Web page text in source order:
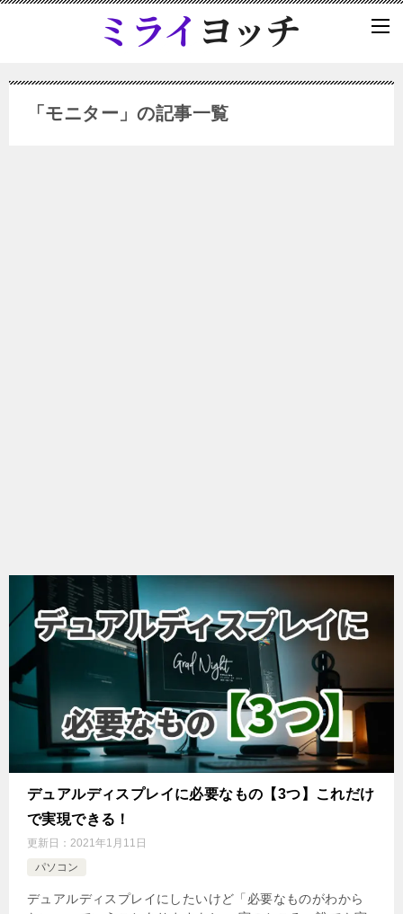
「モニター」の記事一覧
デュアルディスプレイに必要なもの【3つ】これだけ
で実現できる！
更新日： 2021年1月11日
パソコン
デュアルディスプレイにしたいけど「必要なものがわから